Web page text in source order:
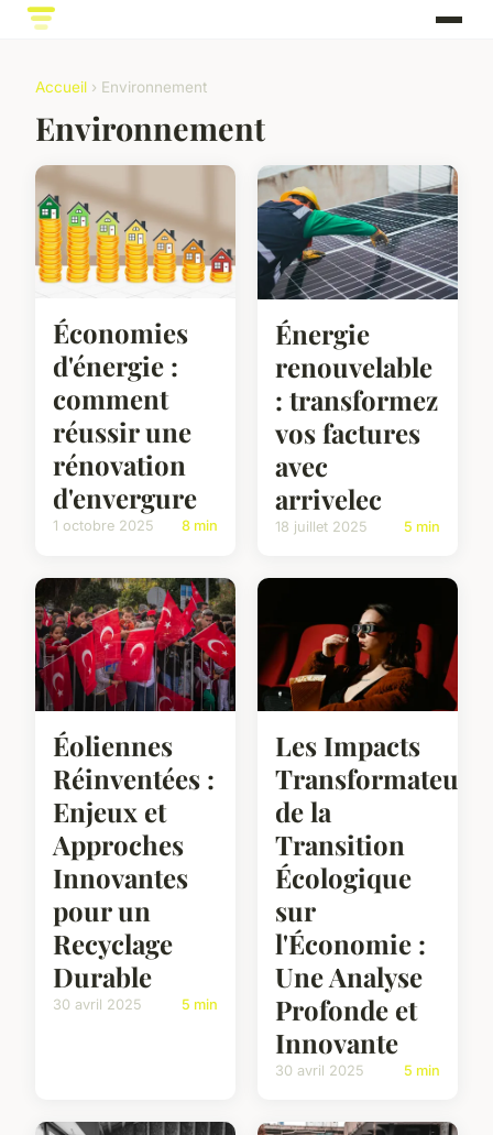
Accueil › Environnement
Environnement
Économies
d'énergie :
comment
réussir une
rénovation
d'envergure
1 octobre 2025 8 min
Énergie
renouvelable
: transformez
vos factures
avec
arrivelec
18 juillet 2025 5 min
Éoliennes
Réinventées :
Enjeux et
Approches
Innovantes
pour un
Recyclage
Durable
30 avril 2025 5 min
Les Impacts
Transformateurs
de la
Transition
Écologique
sur
l'Économie :
Une Analyse
Profonde et
Innovante
30 avril 2025 5 min